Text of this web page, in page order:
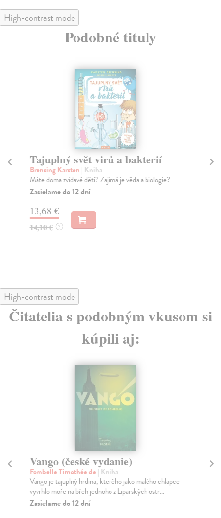
High-contrast mode
Podobné tituly
Tajuplný svět virů a bakterií
Brensing Karsten | Kniha
Máte doma zvídavé děti? Zajímá je věda a biologie?
Zasielame do 12 dní
13,68 €
14,10 € ?
High-contrast mode
Čitatelia s podobným vkusom si
kúpili aj:
Vango (české vydanie)
Fombelle Timothée de | Kniha
Vango je tajuplný hrdina, kterého jako malého chlapce
vyvrhlo moře na břeh jednoho z Liparských ostr...
Zasielame do 12 dní